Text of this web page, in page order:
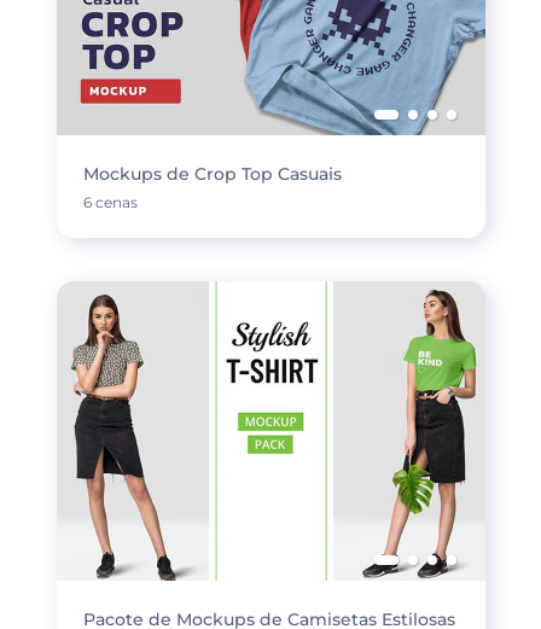
Mockups de Crop Top Casuais
6 cenas
Pacote de Mockups de Camisetas Estilosas